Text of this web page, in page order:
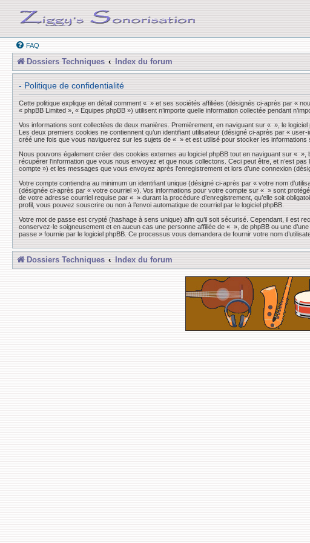
FAQ
Dossiers Techniques Index du forum
- Politique de confidentialité
Cette politique explique en détail comment « » et ses sociétés affiliées (désignés ci-après par «
« phpBB Limited », « Équipes phpBB ») utilisent n’importe quelle information collectée pendant
Vos informations sont collectées de deux manières. Premièrement, en naviguant sur « », le
Les deux premiers cookies ne contiennent qu’un identifiant utilisateur (désigné ci-après par «
créé une fois que vous naviguerez sur les sujets de « » et est utilisé pour stocker les
Nous pouvons également créer des cookies externes au logiciel phpBB tout en naviguant sur «
récupérer l’information que vous nous envoyez et que nous collectons. Ceci peut être, et n’est
compte ») et les messages que vous envoyez après l’enregistrement et lors d’une connexion
Votre compte contiendra au minimum un identifiant unique (désigné ci-après par « votre nom
(désignée ci-après par « votre courriel »). Vos informations pour votre compte sur « » sont
de votre adresse courriel requise par « » durant la procédure d’enregistrement, qu’elle soit
profil, vous pouvez souscrire ou non à l’envoi automatique de courriel par le logiciel phpBB.
Votre mot de passe est crypté (hashage à sens unique) afin qu’il soit sécurisé. Cependant, il est
conservez-le soigneusement et en aucun cas une personne affiliée de « », de phpBB ou une
passe » fournie par le logiciel phpBB. Ce processus vous demandera de fournir votre nom
Dossiers Techniques Index du forum